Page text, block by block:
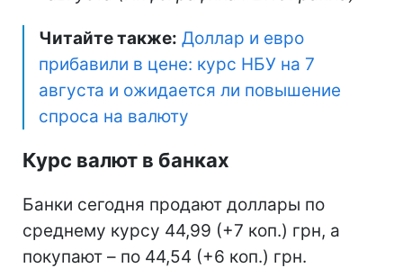
Читайте также: Доллар и евро
прибавили в цене: курс НБУ на 7
августа и ожидается ли повышение
спроса на валюту
Курс валют в банках
Банки сегодня продают доллары по
среднему курсу 44,99 (+7 коп.) грн, а
покупают – по 44,54 (+6 коп.) грн.